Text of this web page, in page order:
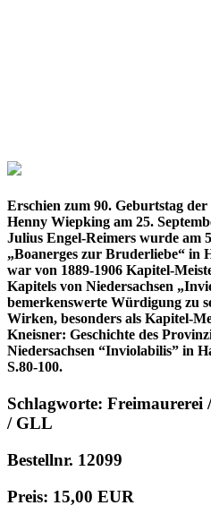
Erschien zum 90. Geburtstag
Henny Wiepking am 25.
Julius Engel-Reimers wurde am
„Boanerges zur Bruderliebe“ in
war von 1889-1906 Kapitel-
Kapitels von Niedersachsen
bemerkenswerte Würdigung zu
Wirken, besonders als Kapitel-
Kneisner: Geschichte des
Niedersachsen “Inviolabilis” in
S.80-100.
Schlagworte:
/ GLL
Bestellnr. 12099
Preis: 15,00 EUR